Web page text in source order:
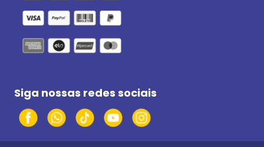
Siga nossas redes sociais